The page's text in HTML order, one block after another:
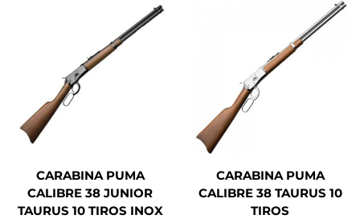
CARABINA PUMA
CALIBRE 38 JUNIOR
TAURUS 10 TIROS INOX
CARABINA PUMA
CALIBRE 38 TAURUS 10
TIROS